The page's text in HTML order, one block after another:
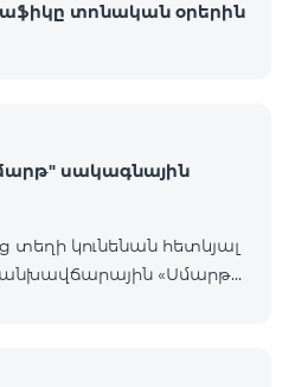
տոնական օրերին
սակագնային
տեղի կունենան հետևյալ
«Սմարթ